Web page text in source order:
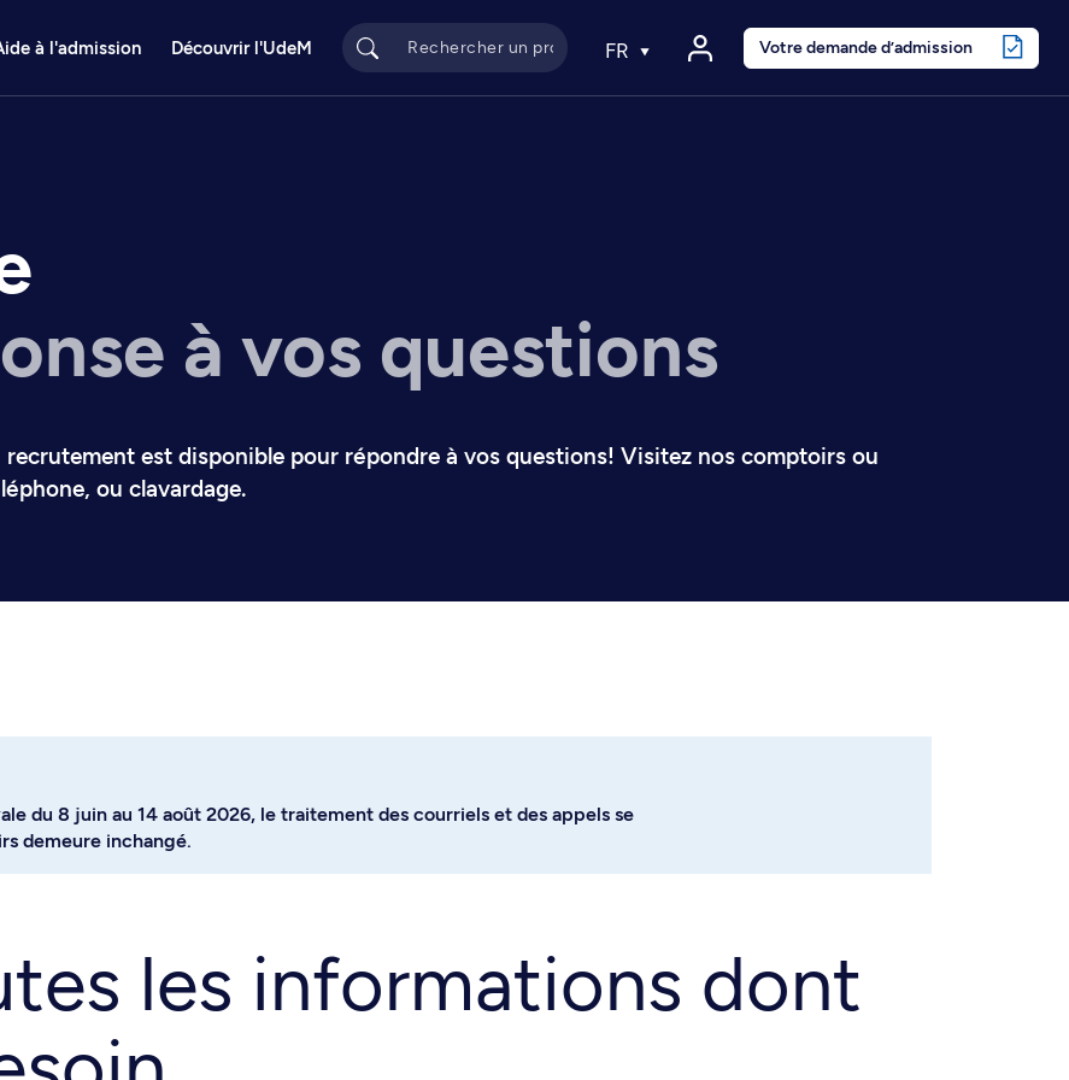
à l'admission Découvrir l'UdeM FR Votre demande d’admission
à vos questions
recrutement est disponible pour répondre à vos questions! Visitez nos comptoirs ou
ou clavardage.
du 8 juin au 14 août 2026, le traitement des courriels et des appels se
demeure inchangé.
les informations dont